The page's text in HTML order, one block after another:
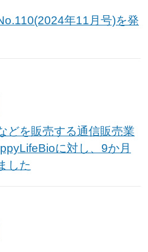
年11月号)を発
どを販売する通信販売業
に対し、9か月
した